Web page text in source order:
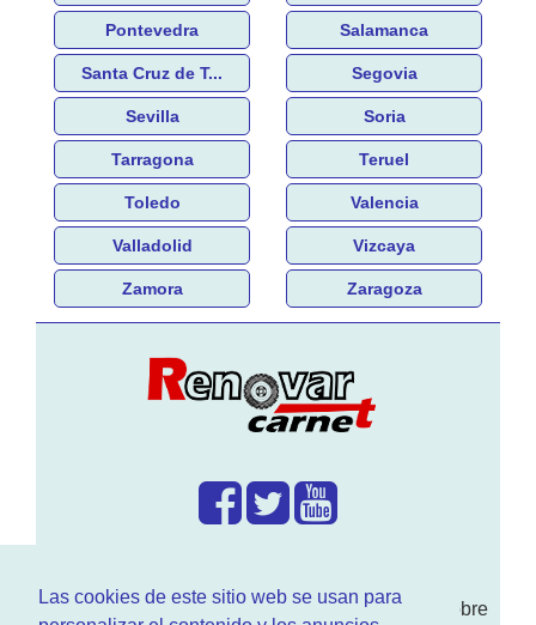
Las cookies de este sitio web se usan para
Pontevedra Salamanca
Santa Cruz de T... Segovia
Sevilla Soria
Tarragona Teruel
Toledo Valencia
Valladolid Vizcaya
Zamora Zaragoza
Enwww.RenovarCarnet.comTe contamos sobre